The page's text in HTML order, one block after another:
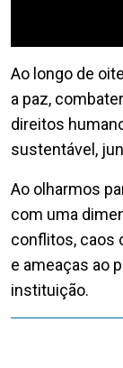
Ao longo de
a paz,
direitos
sustentável,
Ao olharmos
com uma
conflitos, caos
e ameaças ao
instituição.